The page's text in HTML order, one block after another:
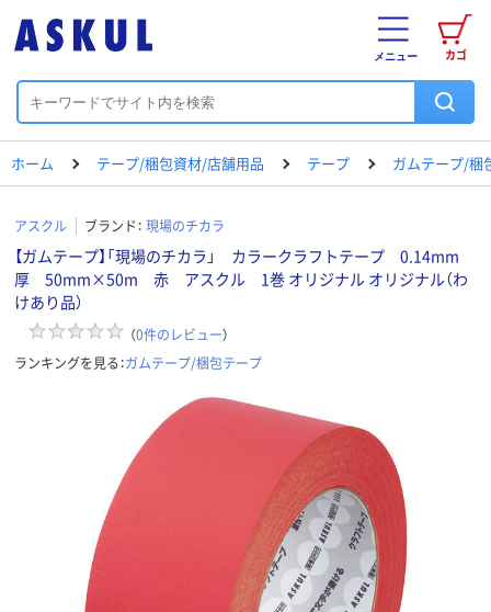
カゴ
メニュー
ホーム テープ/梱包資材/店舗用品 テープ ガムテープ/梱
アスクル ブランド： 現場のチカラ
【ガムテープ】「現場のチカラ」 カラークラフトテープ 0.14mm
厚 50mm×50m 赤 アスクル 1巻 オリジナル オリジナル（わ
けあり品）
（0件のレビュー）
ランキングを見る：ガムテープ/梱包テープ